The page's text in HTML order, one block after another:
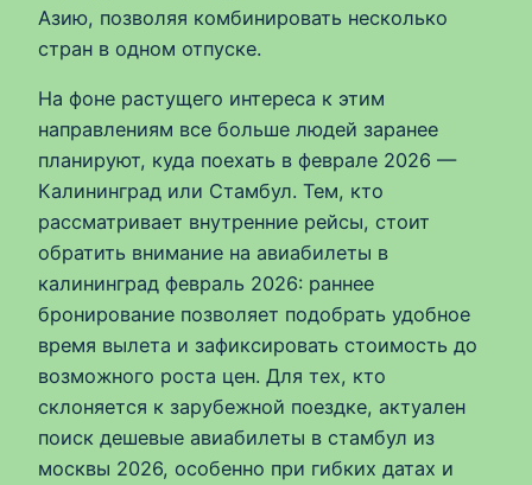
Азию, позволяя комбинировать несколько
стран в одном отпуске.
На фоне растущего интереса к этим
направлениям все больше людей заранее
планируют, куда поехать в феврале 2026 —
Калининград или Стамбул. Тем, кто
рассматривает внутренние рейсы, стоит
обратить внимание на авиабилеты в
калининград февраль 2026: раннее
бронирование позволяет подобрать удобное
время вылета и зафиксировать стоимость до
возможного роста цен. Для тех, кто
склоняется к зарубежной поездке, актуален
поиск дешевые авиабилеты в стамбул из
москвы 2026, особенно при гибких датах и